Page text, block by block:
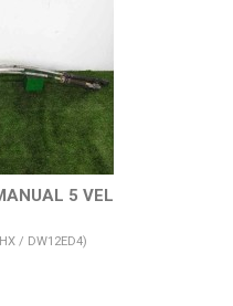
5 VEL
/ DW12ED4)